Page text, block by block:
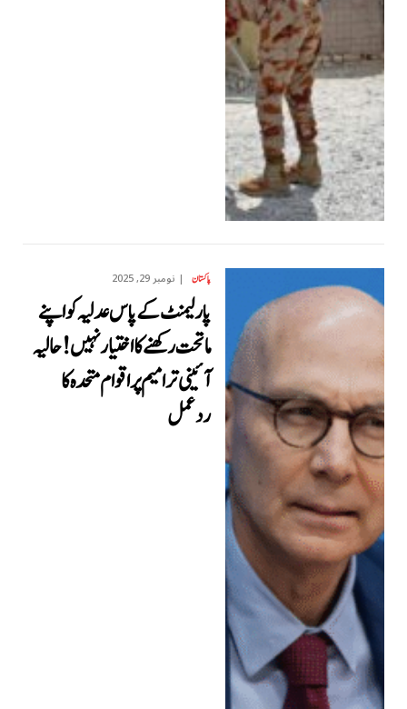
پاکستان نومبر 29, 2025
پارلیمنٹ کے پاس عدلیہ کو اپنے
ماتحت رکھنے کا اختیار نہیں! حالیہ
آئینی ترامیم پر اقوام متحدہ کا
ردعمل